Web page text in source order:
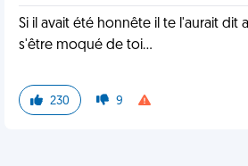
Si il avait été honnête il te l'aurait dit
s'être moqué de toi...
230 9